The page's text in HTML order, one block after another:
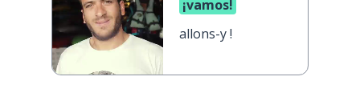
¡vamos!
allons-y !